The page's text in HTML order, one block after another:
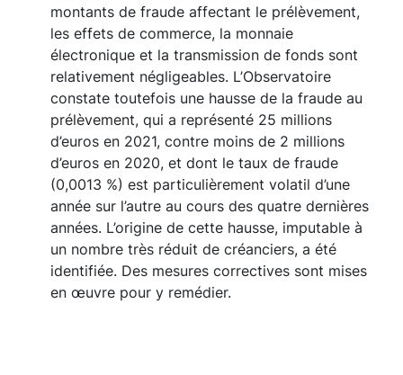
montants de fraude affectant le prélèvement,
les effets de commerce, la monnaie
électronique et la transmission de fonds sont
relativement négligeables. L’Observatoire
constate toutefois une hausse de la fraude au
prélèvement, qui a représenté 25 millions
d’euros en 2021, contre moins de 2 millions
d’euros en 2020, et dont le taux de fraude
(0,0013 %) est particulièrement volatil d’une
année sur l’autre au cours des quatre dernières
années. L’origine de cette hausse, imputable à
un nombre très réduit de créanciers, a été
identifiée. Des mesures correctives sont mises
en œuvre pour y remédier.